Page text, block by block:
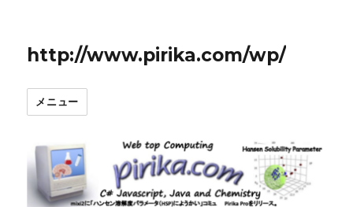
http://www.pirika.com/wp/
メニュー